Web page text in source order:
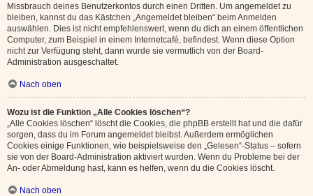
Missbrauch deines Benutzerkontos durch einen Dritten. Um angemeldet zu
bleiben, kannst du das Kästchen „Angemeldet bleiben“ beim Anmelden
auswählen. Dies ist nicht empfehlenswert, wenn du dich an einem öffentlichen
Computer, zum Beispiel in einem Internetcafé, befindest. Wenn diese Option
nicht zur Verfügung steht, dann wurde sie vermutlich von der Board-
Administration ausgeschaltet.
Nach oben
Wozu ist die Funktion „Alle Cookies löschen“?
„Alle Cookies löschen“ löscht die Cookies, die phpBB erstellt hat und die dafür
sorgen, dass du im Forum angemeldet bleibst. Außerdem ermöglichen
Cookies einige Funktionen, wie beispielsweise den „Gelesen“-Status – sofern
sie von der Board-Administration aktiviert wurden. Wenn du Probleme bei der
An- oder Abmeldung hast, kann es helfen, wenn du die Cookies löscht.
Nach oben